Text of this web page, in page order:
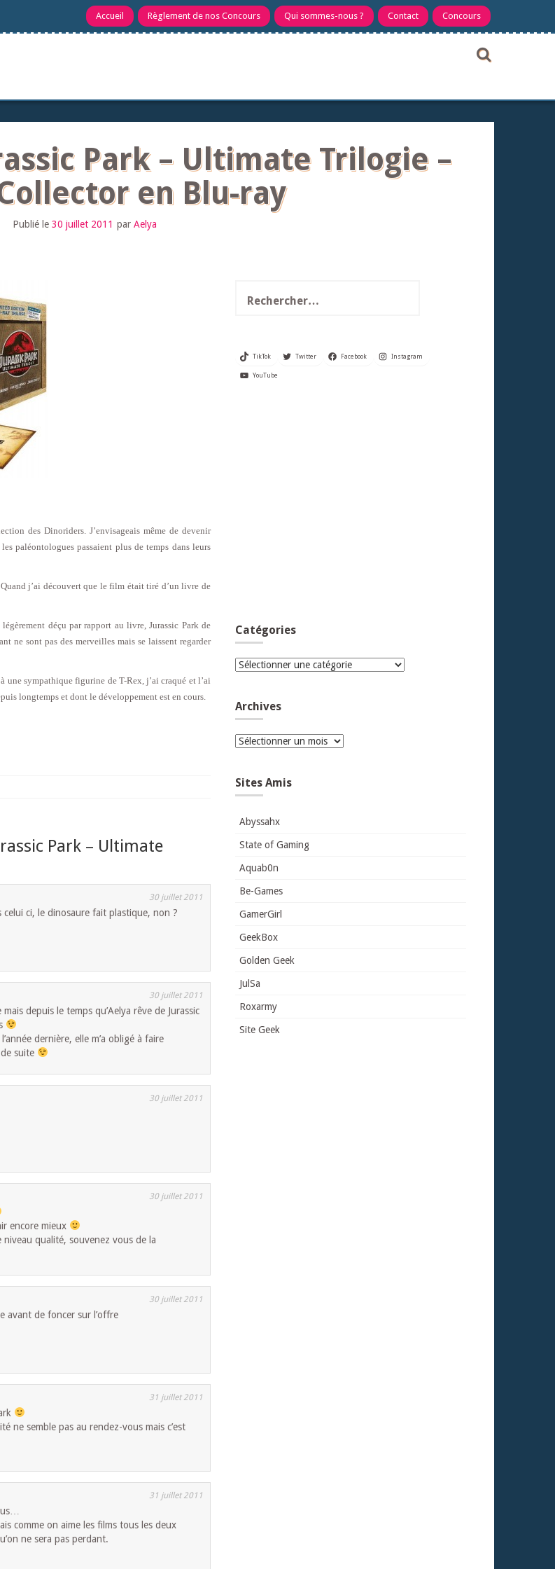
Accueil Règlement de nos Concours Qui sommes-nous ? Contact Concours
Park – Ultimate Trilogie –
en Blu-ray
Publié le 30 juillet 2011 par Aelya
des Dinoriders. J’envisageais même de devenir
paléontologues passaient plus de temps dans leurs
j’ai découvert que le film était tiré d’un livre de
déçu par rapport au livre, Jurassic Park de
ne sont pas des merveilles mais se laissent regarder
sympathique figurine de T-Rex, j’ai craqué et l’ai
longtemps et dont le développement est en cours.
Park – Ultimate
30 juillet 2011
celui ci, le dinosaure fait plastique, non ?
30 juillet 2011
depuis le temps qu’Aelya rêve de Jurassic
dernière, elle m’a obligé à faire
suite
30 juillet 2011
30 juillet 2011
encore mieux
qualité, souvenez vous de la
30 juillet 2011
avant de foncer sur l’offre
31 juillet 2011
ne semble pas au rendez-vous mais c’est
31 juillet 2011
comme on aime les films tous les deux
ne sera pas perdant.
TikTok Twitter Facebook Instagram
YouTube
Catégories
Catégories
Archives
Archives
Sites Amis
Abyssahx
State of Gaming
Aquab0n
Be-Games
GamerGirl
GeekBox
Golden Geek
JulSa
Roxarmy
Site Geek